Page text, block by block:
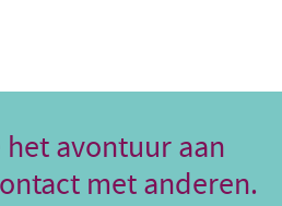
het avontuur aan
met anderen.